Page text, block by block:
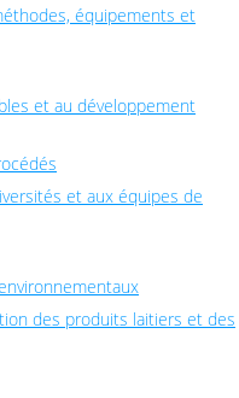
équipements et
et au développement
et aux équipes de
des produits laitiers et des